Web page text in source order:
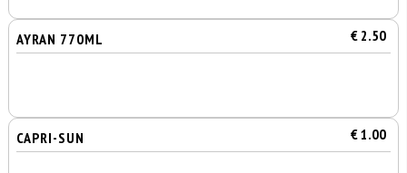
AYRAN 770ML € 2.50
CAPRI-SUN € 1.00